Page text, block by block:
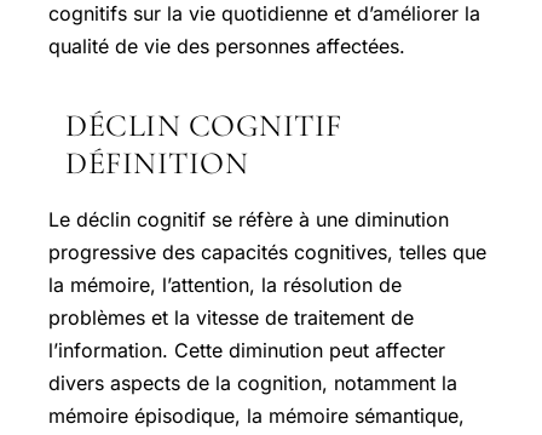
cognitifs sur la vie quotidienne et d’améliorer la
qualité de vie des personnes affectées.
DÉCLIN COGNITIF
DÉFINITION
Le déclin cognitif se réfère à une diminution
progressive des capacités cognitives, telles que
la mémoire, l’attention, la résolution de
problèmes et la vitesse de traitement de
l’information. Cette diminution peut affecter
divers aspects de la cognition, notamment la
mémoire épisodique, la mémoire sémantique,